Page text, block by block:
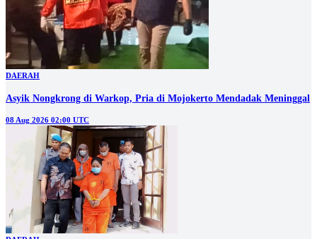
DAERAH
Asyik Nongkrong di Warkop, Pria di Mojokerto Mendadak Meninggal
08 Aug 2026 02:00 UTC